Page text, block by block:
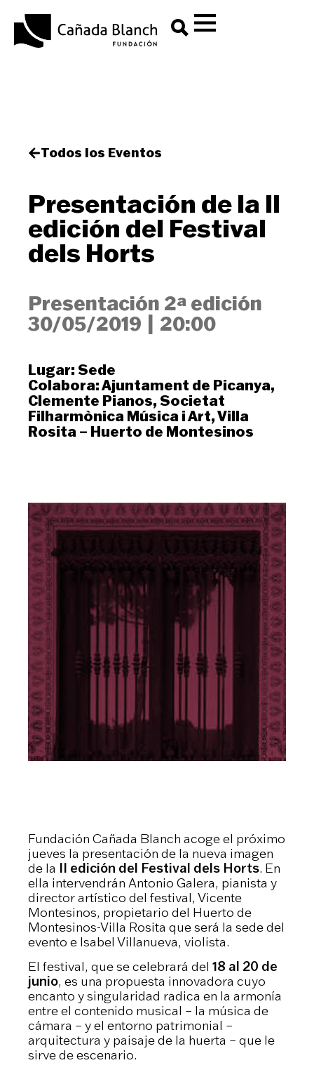
Todos los Eventos
Presentación de la II
edición del Festival
dels Horts
Presentación 2ª edición
30/05/2019
20:00
Lugar: Sede
Colabora:Ajuntament de Picanya,
Clemente Pianos, Societat
Filharmònica Música i Art,Villa
Rosita – Huerto de Montesinos
Fundación Cañada Blanch acoge el próximo
jueves la presentación de la nueva imagen
de la II edición del Festival dels Horts. En
ella intervendrán Antonio Galera, pianista y
director artístico del festival, Vicente
Montesinos, propietario del Huerto de
Montesinos-Villa Rosita que será la sede del
evento e Isabel Villanueva, violista.
El festival, que se celebrará del 18 al 20 de
junio, es una propuesta innovadora cuyo
encanto y singularidad radica en la armonía
entre el contenido musical – la música de
cámara – y el entorno patrimonial –
arquitectura y paisaje de la huerta – que le
sirve de escenario.